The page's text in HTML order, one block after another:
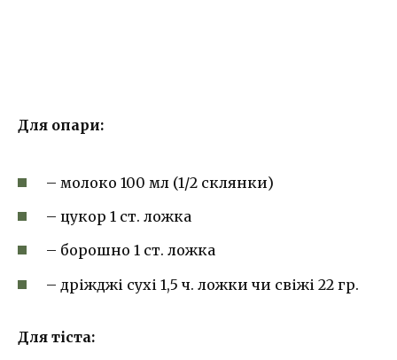
Для опари:
– молоко 100 мл (1/2 склянки)
– цукор 1 ст. ложка
– борошно 1 ст. ложка
– дріжджі сухі 1,5 ч. ложки чи свіжі 22 гр.
Для тіста: